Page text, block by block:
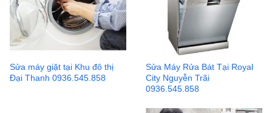
Sửa máy giặt tại Khu đô thị
Đại Thanh 0936.545.858
Sửa Máy Rửa Bát Tại Royal
City Nguyễn Trãi
0936.545.858